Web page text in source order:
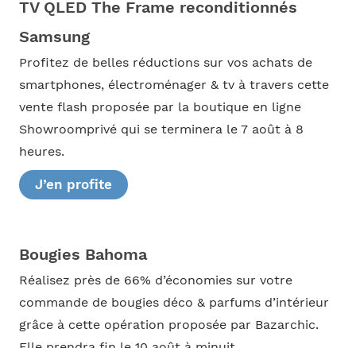
TV QLED The Frame reconditionnés
Samsung
Profitez de belles réductions sur vos achats de
smartphones, électroménager & tv à travers cette
vente flash proposée par la boutique en ligne
Showroomprivé qui se terminera le 7 août à 8
heures.
J’en profite
Bougies Bahoma
Réalisez près de 66% d’économies sur votre
commande de bougies déco & parfums d’intérieur
grâce à cette opération proposée par Bazarchic.